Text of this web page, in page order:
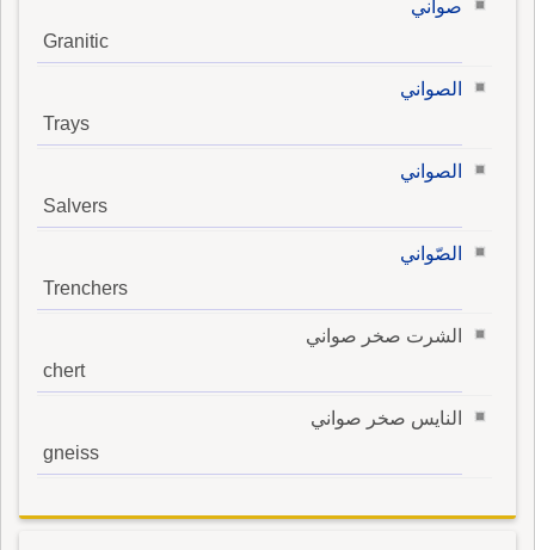
صواني
Granitic
الصواني
Trays
الصواني
Salvers
الصّواني
Trenchers
الشرت صخر صواني
chert
النايس صخر صواني
gneiss